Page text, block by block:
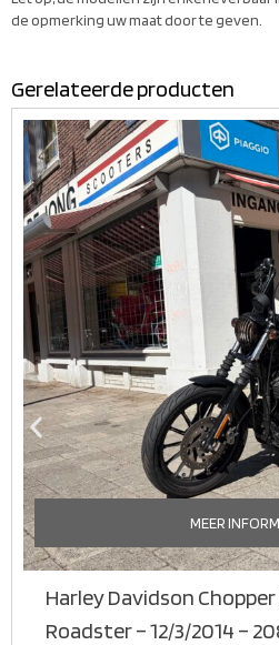
de opmerking uw maat door te geven.
Gerelateerde producten
MEER
Harley Davidson
Roadster – 12/3/2014 –